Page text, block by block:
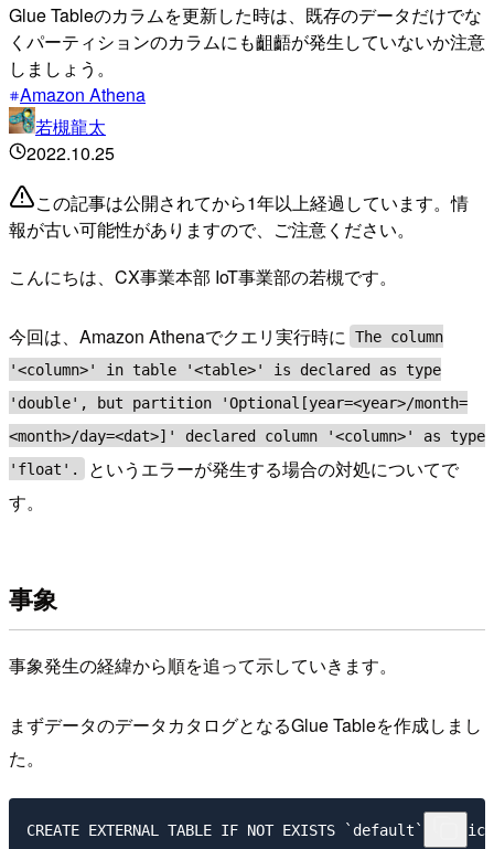
Glue Tableのカラムを更新した時は、既存のデータだけでな
くパーティションのカラムにも齟齬が発生していないか注意
しましょう。
Amazon Athena
若槻龍太
2022.10.25
この記事は公開されてから1年以上経過しています。情
報が古い可能性がありますので、ご注意ください。
こんにちは、CX事業本部 IoT事業部の若槻です。
今回は、Amazon Athenaでクエリ実行時に
The column
'<column>' in table '<table>' is declared as type
'double', but partition 'Optional[year=<year>/month=
<month>/day=<dat>]' declared column '<column>' as type
'float'.
というエラーが発生する場合の対処についてで
す。
事象
事象発生の経緯から順を追って示していきます。
まずデータのデータカタログとなるGlue Tableを作成しまし
た。
CREATE EXTERNAL TABLE IF NOT EXISTS